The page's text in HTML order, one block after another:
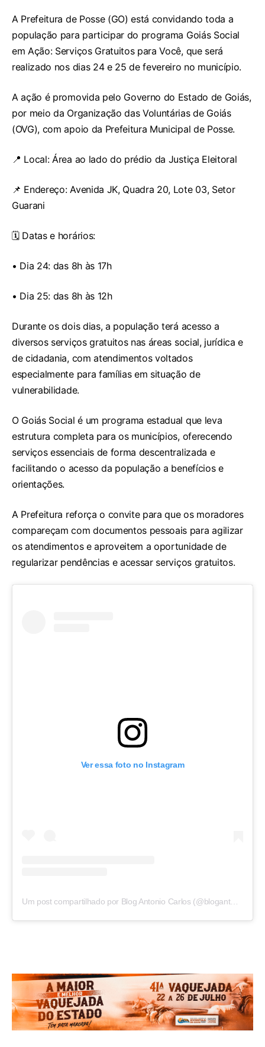
A Prefeitura de Posse (GO) está convidando toda a
população para participar do programa Goiás Social
em Ação: Serviços Gratuitos para Você, que será
realizado nos dias 24 e 25 de fevereiro no município.
A ação é promovida pelo Governo do Estado de Goiás,
por meio da Organização das Voluntárias de Goiás
(OVG), com apoio da Prefeitura Municipal de Posse.
📍 Local: Área ao lado do prédio da Justiça Eleitoral
📌 Endereço: Avenida JK, Quadra 20, Lote 03, Setor
Guarani
🗓 Datas e horários:
• Dia 24: das 8h às 17h
• Dia 25: das 8h às 12h
Durante os dois dias, a população terá acesso a
diversos serviços gratuitos nas áreas social, jurídica e
de cidadania, com atendimentos voltados
especialmente para famílias em situação de
vulnerabilidade.
O Goiás Social é um programa estadual que leva
estrutura completa para os municípios, oferecendo
serviços essenciais de forma descentralizada e
facilitando o acesso da população a benefícios e
orientações.
A Prefeitura reforça o convite para que os moradores
compareçam com documentos pessoais para agilizar
os atendimentos e aproveitem a oportunidade de
regularizar pendências e acessar serviços gratuitos.
Ver essa foto no Instagram
Um post compartilhado por Blog Antonio Carlos (@blogantoniocarlos)